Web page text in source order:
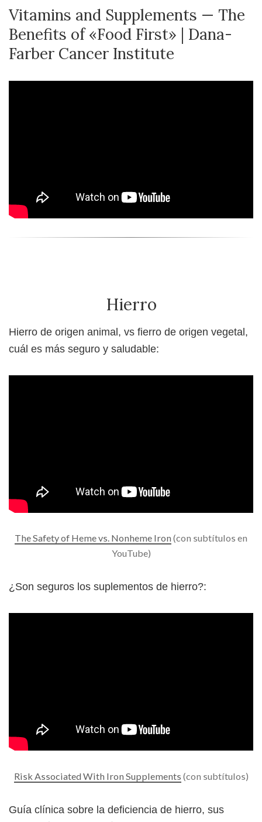
Vitamins and Supplements — The
Benefits of «Food First» | Dana-
Farber Cancer Institute
Hierro
Hierro de origen animal, vs fierro de origen vegetal,
cuál es más seguro y saludable:
The Safety of Heme vs. Nonheme Iron (con subtítulos en
YouTube)
¿Son seguros los suplementos de hierro?:
Risk Associated With Iron Supplements (con subtítulos)
Guía clínica sobre la deficiencia de hierro, sus